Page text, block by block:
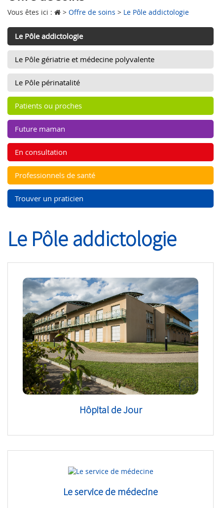
Vous êtes ici : > Offre de soins > Le Pôle addictologie
Le Pôle addictologie
Le Pôle gériatrie et médecine polyvalente
Le Pôle périnatalité
Patients ou proches
Future maman
En consultation
Professionnels de santé
Trouver un praticien
Le Pôle addictologie
Hôpital de Jour
Le service de médecine